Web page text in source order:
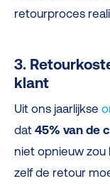
retourproces
3.
klant
Uit ons jaarlijkse
dat 45% van de
niet opnieuw zou
zelf de retour